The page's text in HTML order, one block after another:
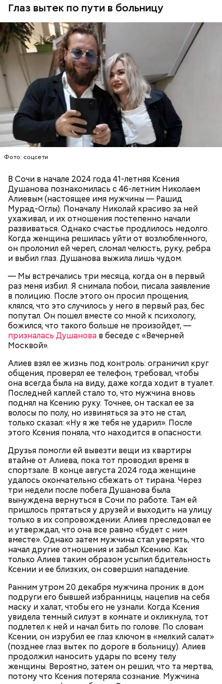
Глаз вытек по пути в больницу
Фото: соцсети
В Сочи в начале 2024 года 41-летняя Ксения
Душанова познакомилась с 46-летним Николаем
Алиевым (настоящее имя мужчины — Рашид
Мурад-Оглы). Поначалу Николай красиво за ней
ухаживал, и их отношения постепенно начали
развиваться. Однако счастье продлилось недолго.
Когда женщина решилась уйти от возлюбленного,
он проломил ей череп, сломал челюсть, руку, ребра
и выбил глаз. Душанова выжила лишь чудом.
— Мы встречались три месяца, когда он в первый
раз меня избил. Я снимала побои, писала заявление
в полицию. После этого он просил прощения,
клялся, что это случилось у него в первый раз, бес
попутал. Он пошел вместе со мной к психологу,
божился, что такого больше не произойдет, —
призналась Душанова в беседе с «Вечерней
Москвой».
Алиев взял ее жизнь под контроль: ограничил круг
общения, проверял ее телефон, требовал, чтобы
она всегда была на виду, даже когда ходит в туалет.
Последней каплей стало то, что мужчина вновь
поднял на Ксению руку. Точнее, он таскал ее за
волосы по полу, но извиняться за это не стал,
только сказал: «Ну я же тебя не ударил». После
этого Ксения поняла, что находится в опасности.
Друзья помогли ей вывезти вещи из квартиры
втайне от Алиева, пока тот проводил время в
спортзале. В конце августа 2024 года женщине
удалось окончательно сбежать от тирана. Через
три недели после побега Душанова была
вынуждена вернуться в Сочи по работе. Там ей
пришлось прятаться у друзей и выходить на улицу
только в их сопровождении: Алиев преследовал ее
и утверждал, что она все равно «будет с ним
вместе». Однако затем мужчина стал уверять, что
начал другие отношения и забыл Ксению. Как
только Алиев таким образом усыпил бдительность
Ксении и ее близких, он совершил нападение.
Ранним утром 20 декабря мужчина проник в дом
подруги его бывшей избранницы, нацепив на себя
маску и халат, чтобы его не узнали. Когда Ксения
увидела темный силуэт в комнате и окликнула, тот
подлетел к ней и начал бить по голове. По словам
Ксении, он изрубил ее глаз ключом в «мелкий салат»
(позднее глаз вытек по дороге в больницу). Алиев
продолжил наносить удары по всему телу
женщины. Вероятно, затем он решил, что та мертва,
потому что Ксения потеряла сознание. Мужчина
Первой жертвой Миссюры была его девушка.
Именно на ней молодой человек впервые испытал
химикаты, купленные в интернет-магазине. 13
января 2024 года он подсыпал дихлорэтан в
коктейль возлюбленной, отчего у нее случился
инсульт. Девушка неделюпровела в коме, а после
выписки из больницы узнала, что Миссюра
оформил на нее несколько кредитов.
Следующим подопытным стал друг детства
Миссюры Константин. 3 февраля того же года,
когда молодые люди ехали вместе в машине,
подозреваемый угостил приятеля морсом с
этиленгликолем. Через два дня Константин умер в
больнице.
— Мы съездили за витаминами, вернулись обратно,
поднялись домой. У него ухудшилось самочувствие
через сутки... Его увезли в больницу,
реанимировали, и там он скончался, — рассказывал
Миссюра на допросе.
Play
Video
Тогда медики не смогли установить точную
причину смерти Константина. Подозрения
родителей погибшего юноши пали на Миссюру, но
доказать его причастность к кончине их сына не
удалось. Когда же подозреваемого задержали, он
заявил, что ничего не подсыпал в морс и утверждал,
что яд могли добавить в бутылку
некие
недоброжелатели.
не планировал убиватьбабушку. Он хотел, чтобы
женщина загремела в больницу, а у него появилась
возможность украсть из ее квартиры дорогие
украшения. Примечательно, что незадолго до
смерти пенсионерки внук занял у нее полмиллиона
рублей.
Вскоре в качестве главного подозреваемого в
убийстве спортсмена арестовали его 18-летнего
знакомого Надырхана Кадирханова. На допросе он
признал вину и показал следователям, как именно
совершил преступление и где спрятал оружие, из
которого застрелил Мутаева.
Между убийцей и жертвой был давний конфликт.
Кадирханов якобы однажды оскорбил отца
Мутаева. Еще бойцу не нравилось, что оппонент
ухаживает за сестрой его близкого друга.
Общественник Шамиль Хадулаев писал в своем
Telegram-канале, что в конце 2023 года Мутаев
назначил Кадирханову встречу, пришел на нее
вместе с друзьями и жестоко избил оппонента.
Пострадавший тогда не стал обращаться в
полицию, но подтвердил эту информацию на
допросе.
Примерно через месяц, 31 декабря 2023 года,
Мутаев и его друзья снова назначили Кадирханову
встречу. На этот раз они затащили оппонента в
свою квартиру дома и избили, а также сняли ему
скальп, срезав волосы на голове вместе с кожей.
Это позднее подтвердили в управлении
Следственного комитета по Дагестану.
— Обвиняемый подвергся противоправным
действиям со стороны потерпевшего и лиц из его
окружения — его похитили, незаконно удерживали
и подвергли истязаниям, — рассказывал
руководитель управления Александр Супрун.
Он добавил, что у следствия есть видео
издевательств над Кадирхановым. По данному
факту возбудили уголовные дела о похищении,
незаконном лишении свободы и истязании. На этот
раз потерпевшим стал Кадирханов, а Мутаеву
посмертно предъявили обвинения. Материалы
расследования уже передали в суд. Также
продолжаются разбирательства по делу об
убийстве бойца.